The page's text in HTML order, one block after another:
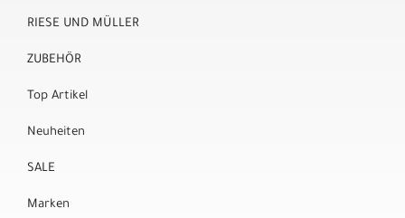
RIESE UND MÜLLER
ZUBEHÖR
Top Artikel
Neuheiten
SALE
Marken